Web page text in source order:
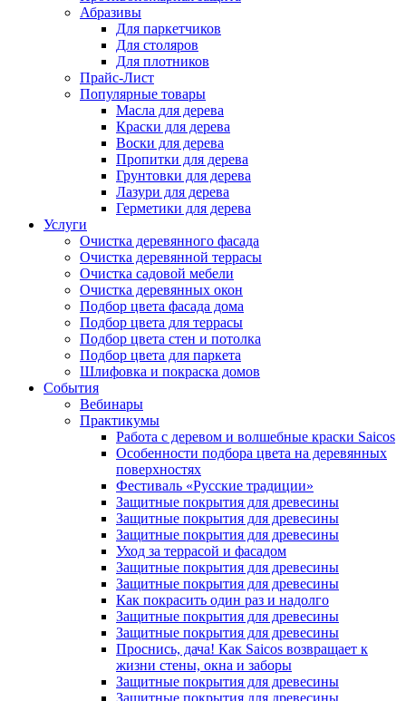
Абразивы
Для паркетчиков
Для столяров
Для плотников
Прайс-Лист
Популярные товары
Масла для дерева
Краски для дерева
Воски для дерева
Пропитки для дерева
Грунтовки для дерева
Лазури для дерева
Герметики для дерева
Услуги
Очистка деревянного фасада
Очистка деревянной террасы
Очистка садовой мебели
Очистка деревянных окон
Подбор цвета фасада дома
Подбор цвета для террасы
Подбор цвета стен и потолка
Подбор цвета для паркета
Шлифовка и покраска домов
События
Вебинары
Практикумы
Работа с деревом и волшебные краски Saicos
Особенности подбора цвета на деревянных
поверхностях
Фестиваль «Русские традиции»
Защитные покрытия для древесины
Защитные покрытия для древесины
Защитные покрытия для древесины
Уход за террасой и фасадом
Защитные покрытия для древесины
Защитные покрытия для древесины
Как покрасить один раз и надолго
Защитные покрытия для древесины
Защитные покрытия для древесины
Проснись, дача! Как Saicos возвращает к
жизни стены, окна и заборы
Защитные покрытия для древесины
Защитные покрытия для древесины